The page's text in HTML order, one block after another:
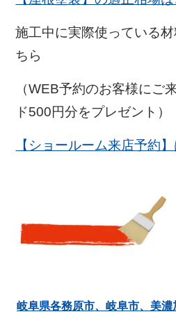
施工中に実際使っている
ちら
（WEB予約のお客様にご
ド500円分をプレゼント）
【ショールーム来店予約】
岐阜県各務原市、岐阜市、美